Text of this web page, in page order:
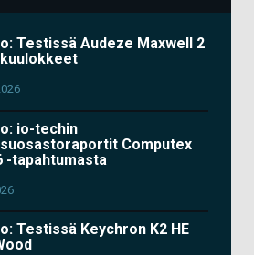
Testissä Audeze Maxwell 2
io-techin
Computex
-tapahtumasta
Testissä Keychron K2 HE